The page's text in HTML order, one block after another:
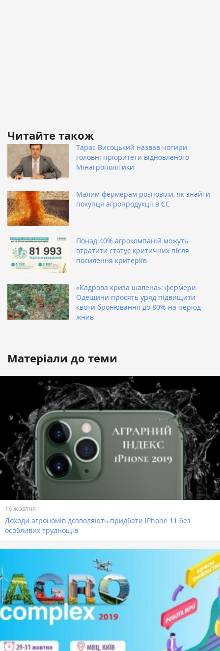
Читайте також
Тарас Висоцький назвав чотири
головні пріоритети відновленого
Мінагрополітики
Малим фермерам розповіли, як знайти
покупця агропродукції в ЄС
Понад 40% агрокомпаній можуть
втратити статус критичних після
посилення критеріїв
«Кадрова криза шалена»: фермери
Одещини просять уряд підвищити
квоти бронювання до 80% на період
жнив
Матеріали до теми
16 жовтня
Доходи агрономів дозволяють придбати iPhone 11 без
особливих труднощів